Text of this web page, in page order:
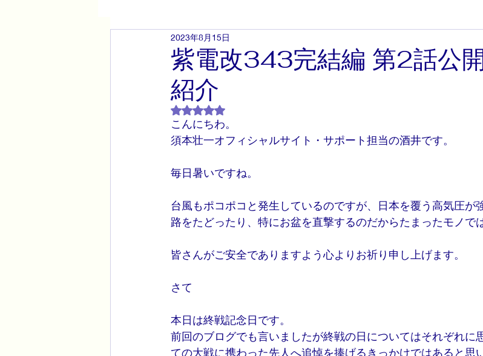
紫電改と須本壮一原画展
紫電改343完結編 第2話公
紹介
2023年8月15日
5つ星のうちNaNと評価されています。
こんにちわ。
須本壮一オフィシャルサイト・サポート担当の酒井です。
毎日暑いですね。
台風もポコポコと発生しているのですが、日本を覆う高気圧が
路をたどったり、特にお盆を直撃するのだからたまったモノで
皆さんがご安全でありますよう心よりお祈り申し上げます。
さて
本日は終戦記念日です。
前回のブログでも言いましたが終戦の日についてはそれぞれに
ての大戦に携わった先人へ追悼を捧げるきっかけではあると思